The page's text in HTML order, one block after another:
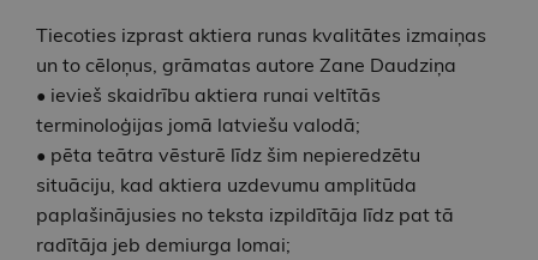
Tiecoties izprast aktiera runas kvalitātes izmaiņas
un to cēloņus, grāmatas autore Zane Daudziņa
• ievieš skaidrību aktiera runai veltītās
terminoloģijas jomā latviešu valodā;
• pēta teātra vēsturē līdz šim nepieredzētu
situāciju, kad aktiera uzdevumu amplitūda
paplašinājusies no teksta izpildītāja līdz pat tā
radītāja jeb demiurga lomai;